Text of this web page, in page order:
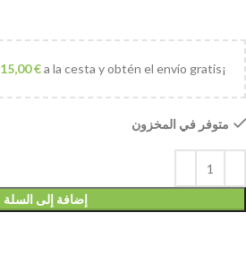
¡Añade
15,00€a la cesta y obtén el envío gratis!
متوفر في المخزون
إضافة إلى السلة